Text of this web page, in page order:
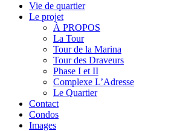
Vie de quartier
Le projet
À PROPOS
La Tour
Tour de la Marina
Tour des Draveurs
Phase I et II
Complexe L’Adresse
Le Quartier
Contact
Condos
Images